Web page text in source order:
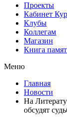
Проекты
Кабинет
Клубы
Коллегам
Магазин
Книга
Меню
Главная
Новости
На
обсудят